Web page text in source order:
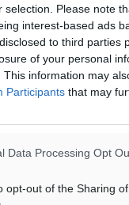
selection. Please note
interest-based ads
to third parties
of your personal
This information may
Participants that may
Data Processing Opt
opt-out of the Sharing
αν θα
ανάδοχου
το 2030.